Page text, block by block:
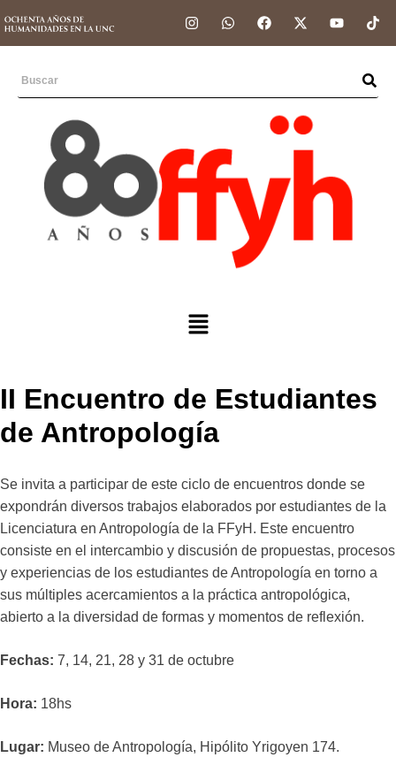
II Encuentro de Estudiantes
de Antropología
Se invita a participar de este ciclo de encuentros donde se
expondrán diversos trabajos elaborados por estudiantes de la
Licenciatura en Antropología de la FFyH. Este encuentro
consiste en el intercambio y discusión de propuestas, procesos
y experiencias de los estudiantes de Antropología en torno a
sus múltiples acercamientos a la práctica antropológica,
abierto a la diversidad de formas y momentos de reflexión.
Fechas: 7, 14, 21, 28 y 31 de octubre
Hora: 18hs
Lugar: Museo de Antropología, Hipólito Yrigoyen 174.